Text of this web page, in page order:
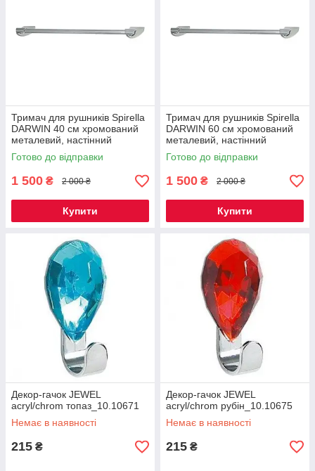
Тримач для рушників Spirella
DARWIN 40 см хромований
металевий, настінний
полотенцедержатель для
ванної кімнати
Готово до відправки
1 500 ₴ 2 000 ₴
Купити
Тримач для рушників Spirella
DARWIN 60 см хромований
металевий, настінний
рушникотримач для ванної
кімнати
Готово до відправки
1 500 ₴ 2 000 ₴
Купити
Декор-гачок JEWEL
acryl/chrom топаз_10.10671
Немає в наявності
215 ₴
Декор-гачок JEWEL
acryl/chrom рубін_10.10675
Немає в наявності
215 ₴